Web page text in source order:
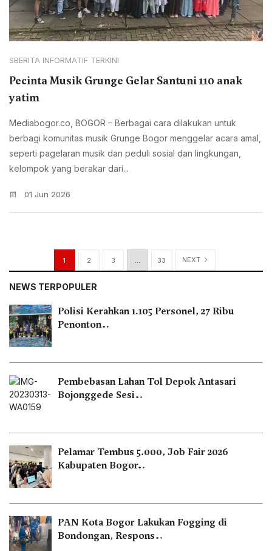
SBERITA INFORMATIF TERKINI
Pecinta Musik Grunge Gelar Santuni 110 anak
yatim
Mediabogor.co, BOGOR – Berbagai cara dilakukan untuk
berbagi komunitas musik Grunge Bogor menggelar acara amal,
seperti pagelaran musik dan peduli sosial dan lingkungan,
kelompok yang berakar dari...
01 Jun 2026
1 2 3 33 NEXT
NEWS TERPOPULER
Polisi Kerahkan 1.105 Personel, 27 Ribu
Penonton…
Pembebasan Lahan Tol Depok Antasari
Bojonggede Sesi…
Pelamar Tembus 5.000, Job Fair 2026
Kabupaten Bogor…
PAN Kota Bogor Lakukan Fogging di
Bondongan, Respons…